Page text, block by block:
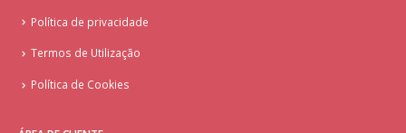
Política de privacidade
Termos de Utilização
Política de Cookies